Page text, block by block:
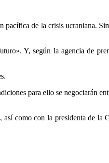
de la crisis ucraniana.
Y, según la agencia de
para ello se negociarán
como con la presidenta de la